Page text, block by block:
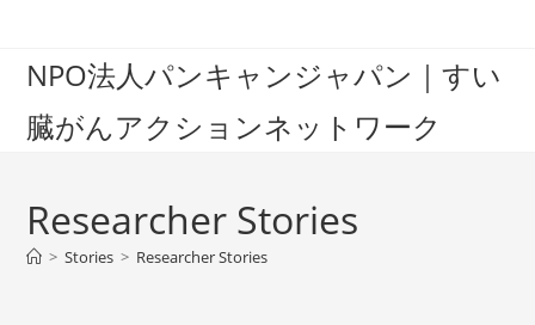
contentNPO法人パンキャンジャパン｜すい
臓がんアクションネットワーク
Researcher Stories
> Stories > Researcher Stories